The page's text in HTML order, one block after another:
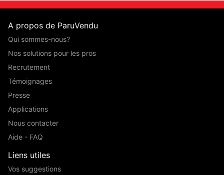
A propos de ParuVendu
Qui sommes-nous?
Nos solutions pour les pros
Recrutement
Témoignages
Presse
Applications
Nous contacter
Aide - FAQ
Liens utiles
Vos suggestions